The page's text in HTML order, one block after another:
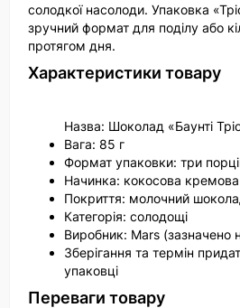
солодкої насолоди. Упаковка
зручний формат для поділу або
протягом дня.
Характеристики товару
Назва: Шоколад «Баунті
Вага: 85 г
Формат упаковки: три
Начинка: кокосова
Покриття: молочний
Категорія: солодощі
Виробник: Mars (зазначено
Зберігання та термін
упаковці
Переваги товару